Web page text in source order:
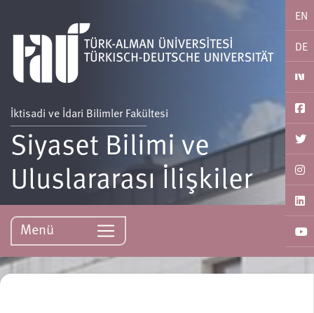
EN
DE
İktisadi ve İdari Bilimler Fakültesi
Siyaset Bilimi ve
Uluslararası İlişkiler
Menü